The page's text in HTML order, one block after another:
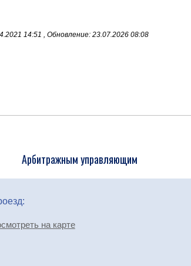
14:51 , Обновление: 23.07.2026 08:08
Арбитражным управляющим
на карте